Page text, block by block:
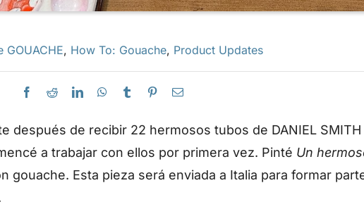
GOUACHE, How To: Gouache, Product Updates
después de recibir 22 hermosos tubos de DANIEL SMITH
a trabajar con ellos por primera vez. Pinté Un
gouache. Esta pieza será enviada a Italia para formar